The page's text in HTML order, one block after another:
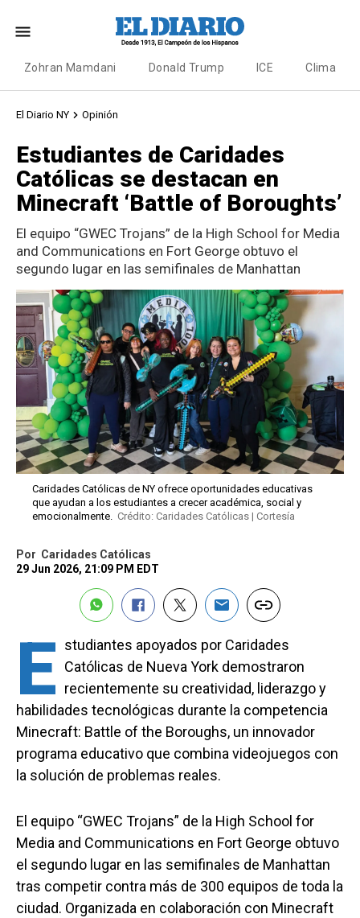
Zohran Mamdani Donald Trump ICE Clima
El Diario NY Opinión
Estudiantes de Caridades
Católicas se destacan en
Minecraft ‘Battle of Boroughts’
El equipo “GWEC Trojans” de la High School for Media
and Communications en Fort George obtuvo el
segundo lugar en las semifinales de Manhattan
Caridades Católicas de NY ofrece oportunidades educativas
que ayudan a los estudiantes a crecer académica, social y
emocionalmente. Crédito: Caridades Católicas | Cortesía
Por Caridades Católicas
29 Jun 2026, 21:09 PM EDT
E studiantes apoyados por Caridades
Católicas de Nueva York demostraron
recientemente su creatividad, liderazgo y
habilidades tecnológicas durante la competencia
Minecraft: Battle of the Boroughs, un innovador
programa educativo que combina videojuegos con
la solución de problemas reales.
El equipo “GWEC Trojans” de la High School for
Media and Communications en Fort George obtuvo
el segundo lugar en las semifinales de Manhattan
tras competir contra más de 300 equipos de toda la
ciudad. Organizada en colaboración con Minecraft